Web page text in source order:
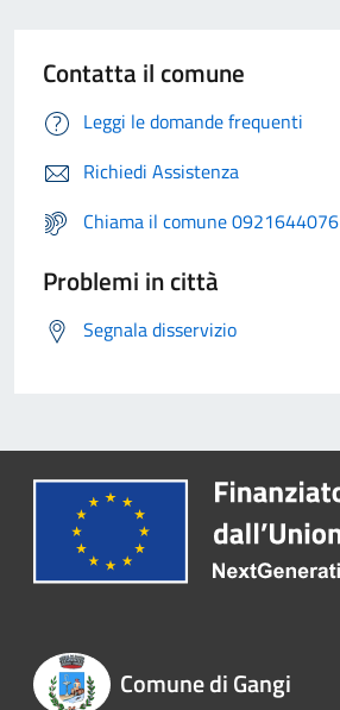
Contatta il comune
Leggi le domande frequenti
Richiedi Assistenza
Chiama il comune 0921644076
Problemi in città
Segnala disservizio
Comune di Gangi